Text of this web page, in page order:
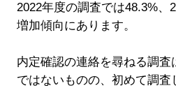
2022年度の調査では48.3%、
増加傾向にあります。
内定確認の連絡を尋ねる調査
ではないものの、初めて調査